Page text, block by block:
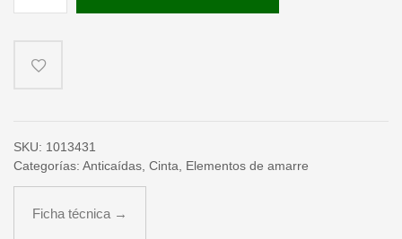
+
2
andamio
65mm"
SKU: 1013431
Categorías: Anticaídas, Cinta, Elementos de amarre
Ficha técnica →